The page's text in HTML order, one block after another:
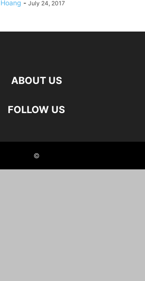
Hoang - July 24, 2017
ABOUT US
FOLLOW US
©